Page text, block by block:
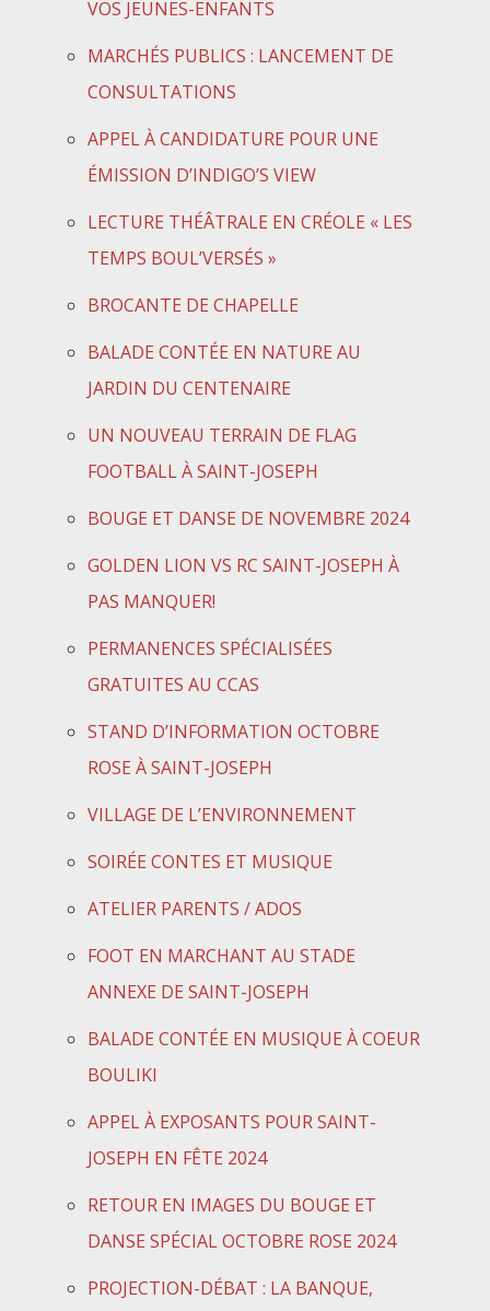
VOS JEUNES-ENFANTS
MARCHÉS PUBLICS : LANCEMENT DE
CONSULTATIONS
APPEL À CANDIDATURE POUR UNE
ÉMISSION D’INDIGO’S VIEW
LECTURE THÉÂTRALE EN CRÉOLE « LES
TEMPS BOUL’VERSÉS »
BROCANTE DE CHAPELLE
BALADE CONTÉE EN NATURE AU
JARDIN DU CENTENAIRE
UN NOUVEAU TERRAIN DE FLAG
FOOTBALL À SAINT-JOSEPH
BOUGE ET DANSE DE NOVEMBRE 2024
GOLDEN LION VS RC SAINT-JOSEPH À
PAS MANQUER!
PERMANENCES SPÉCIALISÉES
GRATUITES AU CCAS
STAND D’INFORMATION OCTOBRE
ROSE À SAINT-JOSEPH
VILLAGE DE L’ENVIRONNEMENT
SOIRÉE CONTES ET MUSIQUE
ATELIER PARENTS / ADOS
FOOT EN MARCHANT AU STADE
ANNEXE DE SAINT-JOSEPH
BALADE CONTÉE EN MUSIQUE À COEUR
BOULIKI
APPEL À EXPOSANTS POUR SAINT-
JOSEPH EN FÊTE 2024
RETOUR EN IMAGES DU BOUGE ET
DANSE SPÉCIAL OCTOBRE ROSE 2024
PROJECTION-DÉBAT : LA BANQUE,